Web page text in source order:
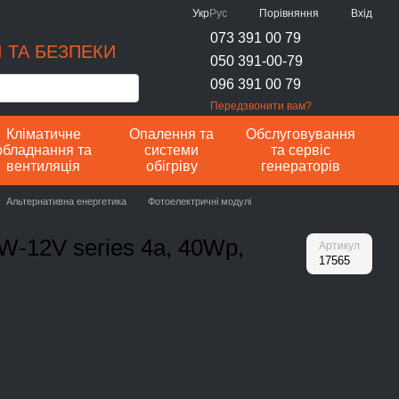
УкрРус Порівняння Вхід
БЕЗПЕКИ
073 391 00 79
050 391-00-79
096 391 00 79
Передзвонити вам?
Кліматичне
та
вентиляція
Опалення та
системи
обігріву
Обслуговування
та сервіс
генераторів
Альтернативна енергетика Фотоелектричні модулі
12V series 4a, 40Wp, Артикул
17565